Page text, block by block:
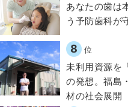
あなたの歯は
う予防歯科が
8 位
未利用資源を
の発想。福島
材の社会展開​